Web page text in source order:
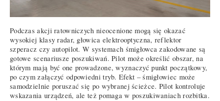
Podczas akcji ratowniczych nieocenione mogą się okazać
wysokiej klasy radar, głowica elektrooptyczna, reflektor
szperacz czy autopilot. W systemach śmigłowca zakodowane są
gotowe scenariusze poszukiwań. Pilot może określić obszar, na
którym mają być one prowadzone, wyznaczyć punkt początkowy,
po czym załączyć odpowiedni tryb. Efekt – śmigłowiec może
samodzielnie poruszać się po wybranej ścieżce. Pilot kontroluje
wskazania urządzeń, ale też pomaga w poszukiwaniach rozbitka.